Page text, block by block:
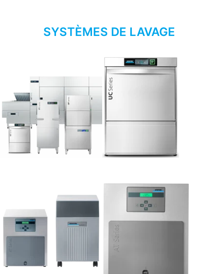
SYSTÈMES DE LAVAGE